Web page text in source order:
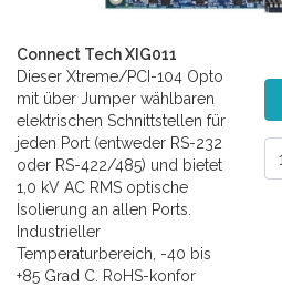
Connect Tech XIG011
Dieser Xtreme/PCI-104 Opto
mit über Jumper wählbaren
elektrischen Schnittstellen für
jeden Port (entweder RS-232
oder RS-422/485) und bietet
1,0 kV AC RMS optische
Isolierung an allen Ports.
Industrieller
Temperaturbereich, -40 bis
+85 Grad C. RoHS-konfor